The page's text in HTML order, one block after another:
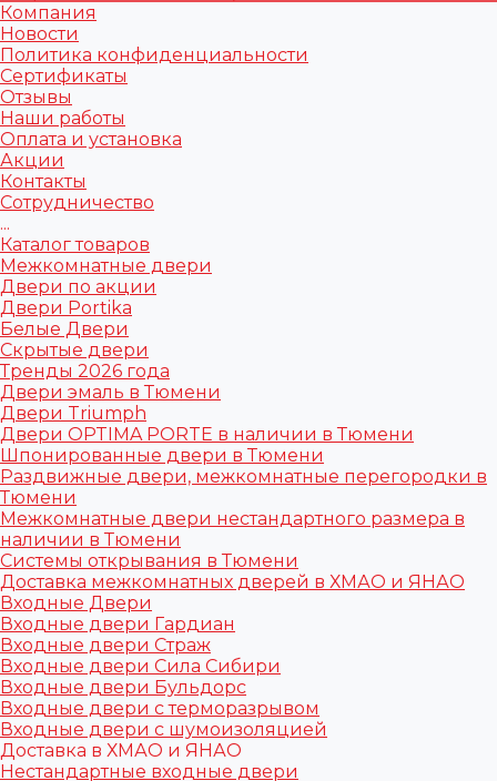
Компания
Новости
Политика конфиденциальности
Сертификаты
Отзывы
Наши работы
Оплата и установка
Акции
Контакты
Сотрудничество
...
Каталог товаров
Межкомнатные двери
Двери по акции
Двери Portika
Белые Двери
Скрытые двери
Тренды 2026 года
Двери эмаль в Тюмени
Двери Triumph
Двери OPTIMA PORTE в наличии в Тюмени
Шпонированные двери в Тюмени
Раздвижные двери, межкомнатные перегородки в
Тюмени
Межкомнатные двери нестандартного размера в
наличии в Тюмени
Системы открывания в Тюмени
Доставка межкомнатных дверей в ХМАО и ЯНАО
Входные Двери
Входные двери Гардиан
Входные двери Страж
Входные двери Сила Сибири
Входные двери Бульдорс
Входные двери с терморазрывом
Входные двери с шумоизоляцией
Доставка в ХМАО и ЯНАО
Нестандартные входные двери